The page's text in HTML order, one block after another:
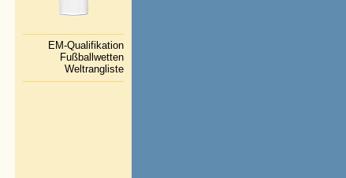
EM-Qualifikation
Fußballwetten
Weltrangliste